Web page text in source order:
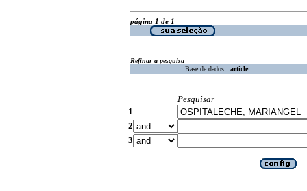
página 1 de 1
Refinar a pesquisa
Base de dados : article
Pesquisar
1
2
3